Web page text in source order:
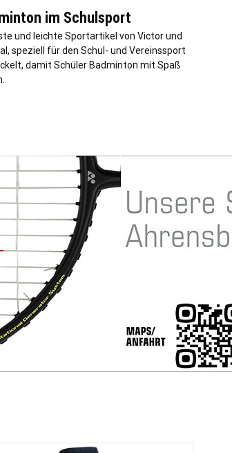
im Schulsport
und leichte Sportartikel von Victor und
speziell für den Schul- und Vereinssport
damit Schüler Badminton mit Spaß